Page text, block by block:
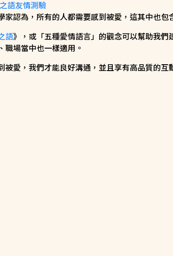
語友情測驗
家認為，所有的人都需要感到被愛，這其中也包
語》，或「五種愛情語言」的觀念可以幫助我
職場當中也一樣適用。
被愛，我們才能良好溝通，並且享有高品質的互